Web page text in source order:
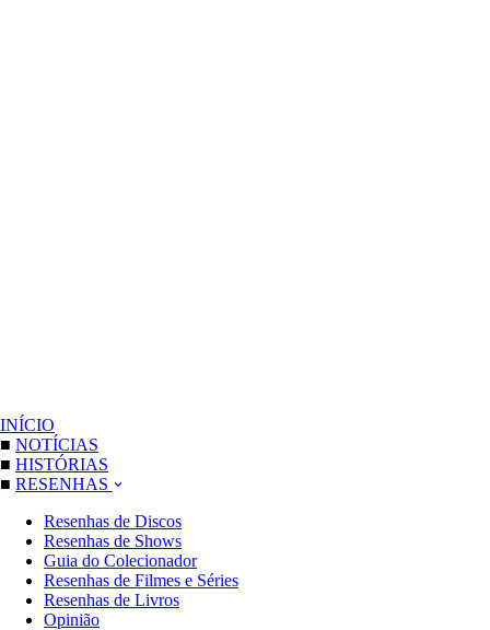
INÍCIO
■ NOTÍCIAS
■ HISTÓRIAS
■ RESENHAS
Resenhas de Discos
Resenhas de Shows
Guia do Colecionador
Resenhas de Filmes e Séries
Resenhas de Livros
Opinião